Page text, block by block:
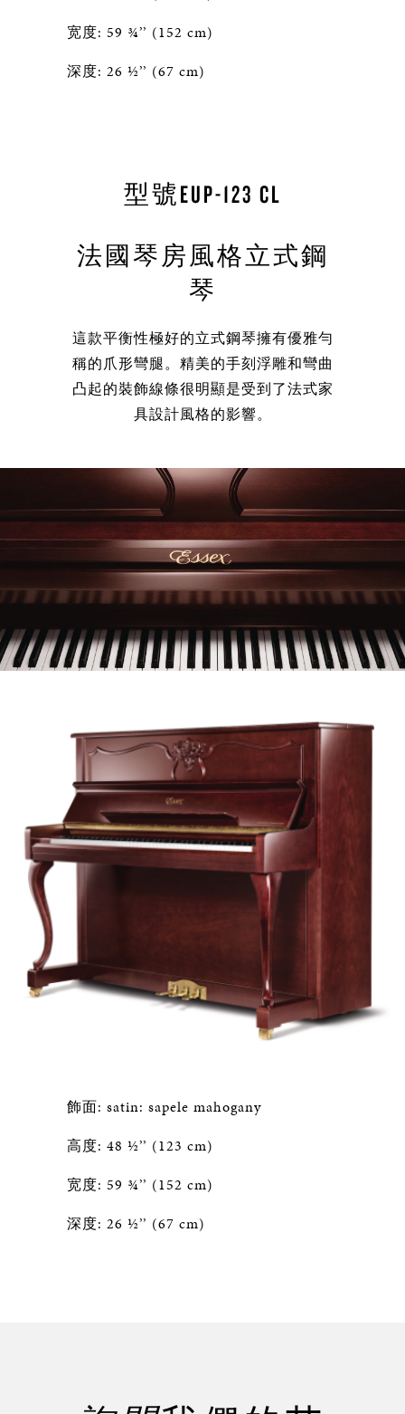
宽度: 59 ¾’’ (152 cm)
深度: 26 ½’’ (67 cm)
型號EUP-123 CL
法國琴房風格立式鋼
琴
這款平衡性極好的立式鋼琴擁有優雅勻
稱的爪形彎腿。精美的手刻浮雕和彎曲
凸起的裝飾線條很明顯是受到了法式家
具設計風格的影響。
飾面: satin: sapele mahogany
高度: 48 ½’’ (123 cm)
宽度: 59 ¾’’ (152 cm)
深度: 26 ½’’ (67 cm)